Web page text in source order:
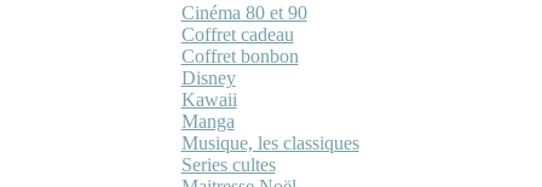
Cinéma 80 et 90
Coffret cadeau
Coffret bonbon
Disney
Kawaii
Manga
Musique, les classiques
Series cultes